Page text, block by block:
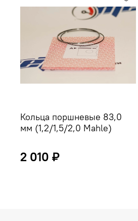
Кольца поршневые 83,0
мм (1,2/1,5/2,0 Mahle)
2 010 ₽